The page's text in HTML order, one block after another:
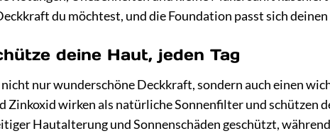
du möchtest, und die Foundation passt sich
deine Haut, jeden Tag
nur wunderschöne Deckkraft, sondern auch einen
wirken als natürliche Sonnenfilter und schützen
Hautalterung und Sonnenschäden geschützt,